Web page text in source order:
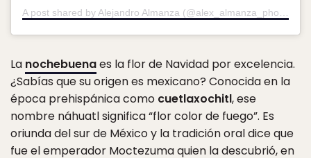
La nochebuenaes la flor de Navidad por excelencia.
¿Sabías que su origen es mexicano? Conocida en la
época prehispánica como cuetlaxochitl, ese
nombre náhuatl significa “flor color de fuego”. Es
oriunda del sur de México y la tradición oral dice que
fue elemperador Moctezumaquien la descubrió, en